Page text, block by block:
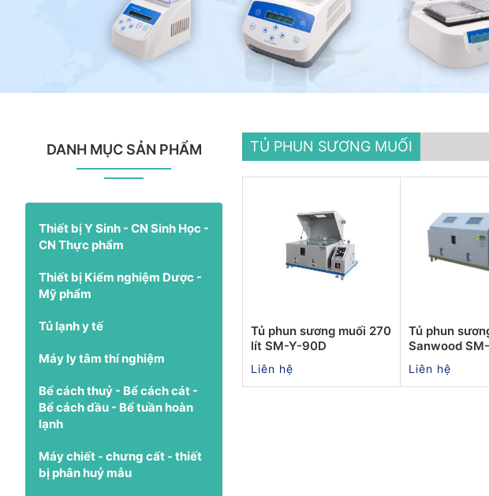
DANH MỤC SẢN PHẨM
Thiết bị Y Sinh - CN Sinh Học -
CN Thực phẩm
Thiết bị Kiểm nghiệm Dược -
Mỹ phẩm
Tủ lạnh y tế
Máy ly tâm thí nghiệm
Bể cách thuỷ - Bể cách cát -
Bể cách dầu - Bể tuần hoàn
lạnh
Máy chiết - chưng cất - thiết
bị phân huỷ mẫu
TỦ PHUN SƯƠNG MUỐI
Tủ phun sương muối 270
lít SM-Y-90D
Liên hệ
Tủ phun
Sanwood
Liên hệ